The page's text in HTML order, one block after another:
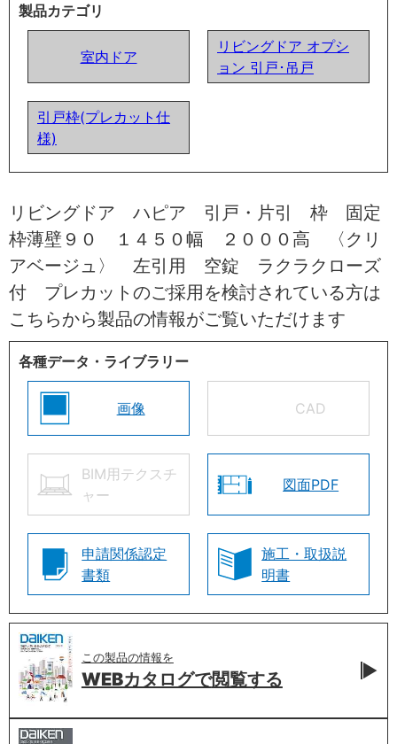
製品カテゴリ
室内ドア
リビングドア オプシ
ョン 引戸･吊戸
引戸枠(プレカット仕
様)
リビングドア ハピア 引戸・片引 枠 固定
枠薄壁９０ １４５０幅 ２０００高 〈クリ
アベージュ〉 左引用 空錠 ラクラクローズ
付 プレカットのご採用を検討されている方は
こちらから製品の情報がご覧いただけます
各種データ・ライブラリー
画像 CAD
BIM用テクスチ
ャー
図面PDF
申請関係認定
書類
施工・取扱説
明書
この製品の情報を
WEBカタログで閲覧する